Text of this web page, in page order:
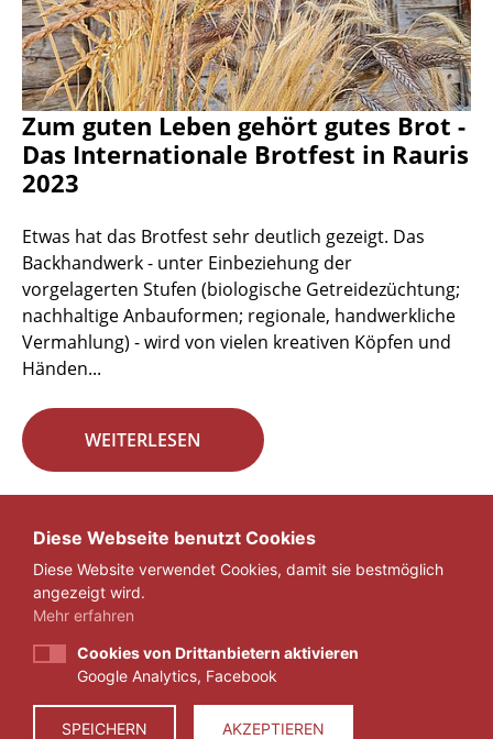
Zum guten Leben gehört gutes Brot -
Das Internationale Brotfest in Rauris
2023
Etwas hat das Brotfest sehr deutlich gezeigt. Das
Backhandwerk - unter Einbeziehung der
vorgelagerten Stufen (biologische Getreidezüchtung;
nachhaltige Anbauformen; regionale, handwerkliche
Vermahlung) - wird von vielen kreativen Köpfen und
Händen...
WEITERLESEN
« 1 ... 4 5 6 ... 29 »
IMPRESSUM
DATENSCHUTZ
Diese Webseite benutzt Cookies
Diese Website verwendet Cookies, damit sie bestmöglich
angezeigt wird.
Mehr erfahren
Cookies von Drittanbietern aktivieren
Google Analytics, Facebook
SPEICHERN AKZEPTIEREN